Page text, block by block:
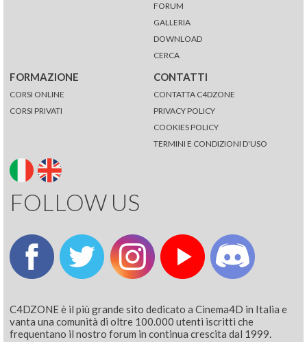
FORUM
GALLERIA
DOWNLOAD
CERCA
FORMAZIONE
CORSI ONLINE
CORSI PRIVATI
CONTATTI
CONTATTA C4DZONE
PRIVACY POLICY
COOKIES POLICY
TERMINI E CONDIZIONI D'USO
FOLLOW US
C4DZONE è il più grande sito dedicato a Cinema4D in Italia e
vanta una comunità di oltre 100.000 utenti iscritti che
frequentano il nostro forum in continua crescita dal 1999.